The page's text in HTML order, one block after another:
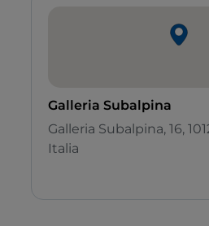
Galleria Subalpina
Galleria Subalpina, 16,
Italia